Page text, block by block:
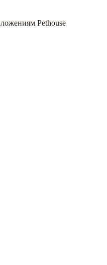
Pethouse